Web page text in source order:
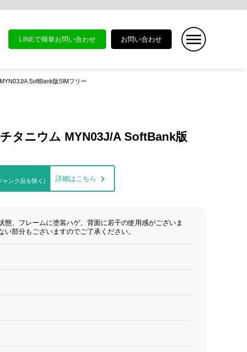
LINEで簡単お問い合わせ お問い合わせ
A SoftBank版SIMフリー
タニウム MYN03J/A SoftBank版
ャンク品を除く) 詳細はこちら
態、フレームに塗装ハゲ、背面に若干の使用感がございま
い部分もございますのでご了承ください。